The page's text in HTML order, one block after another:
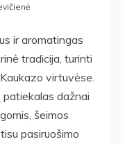
ir aromatingas
tradicija, turinti
virtuvėse.
patiekalas dažnai
šeimos
pasiruošimo